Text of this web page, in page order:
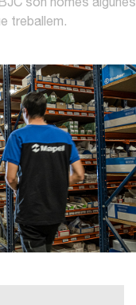
són només algunes
treballem.